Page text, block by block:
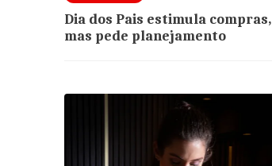
Dia dos Pais estimula compras,
mas pede planejamento